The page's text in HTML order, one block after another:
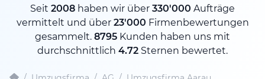
Seit 2008 haben wir über 330'000 Aufträge
vermittelt und über 23'000 Firmenbewertungen
gesammelt. 8795 Kunden haben uns mit
durchschnittlich 4.72 Sternen bewertet.